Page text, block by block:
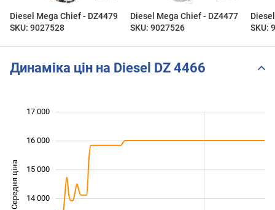
Diesel Mega Chief - DZ4479
SKU: 9027528
Diesel Mega Chief - DZ4477
SKU: 9027526
SKU:
Динаміка цін на Diesel DZ 4466
Середня ціна 14 000
15 000
16 000
17 000